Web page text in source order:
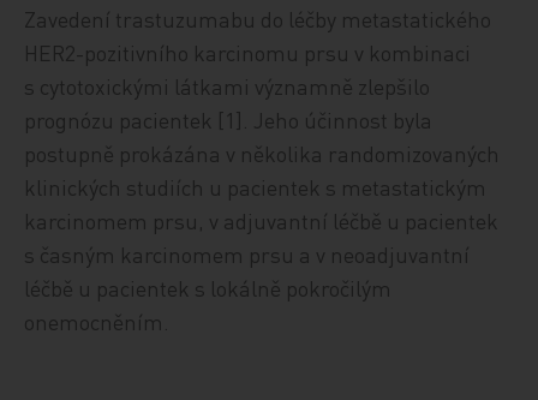
Zavedení trastuzumabu do léčby metastatického
HER2-pozitivního karcinomu prsu v kombinaci
s cytotoxickými látkami významně zlepšilo
prognózu pacientek [1]. Jeho účinnost byla
postupně prokázána v několika randomizovaných
klinických studiích u pacientek s metastatickým
karcinomem prsu, v adjuvantní léčbě u pacientek
s časným karcinomem prsu a v neoadjuvantní
léčbě u pacientek s lokálně pokročilým
onemocněním.